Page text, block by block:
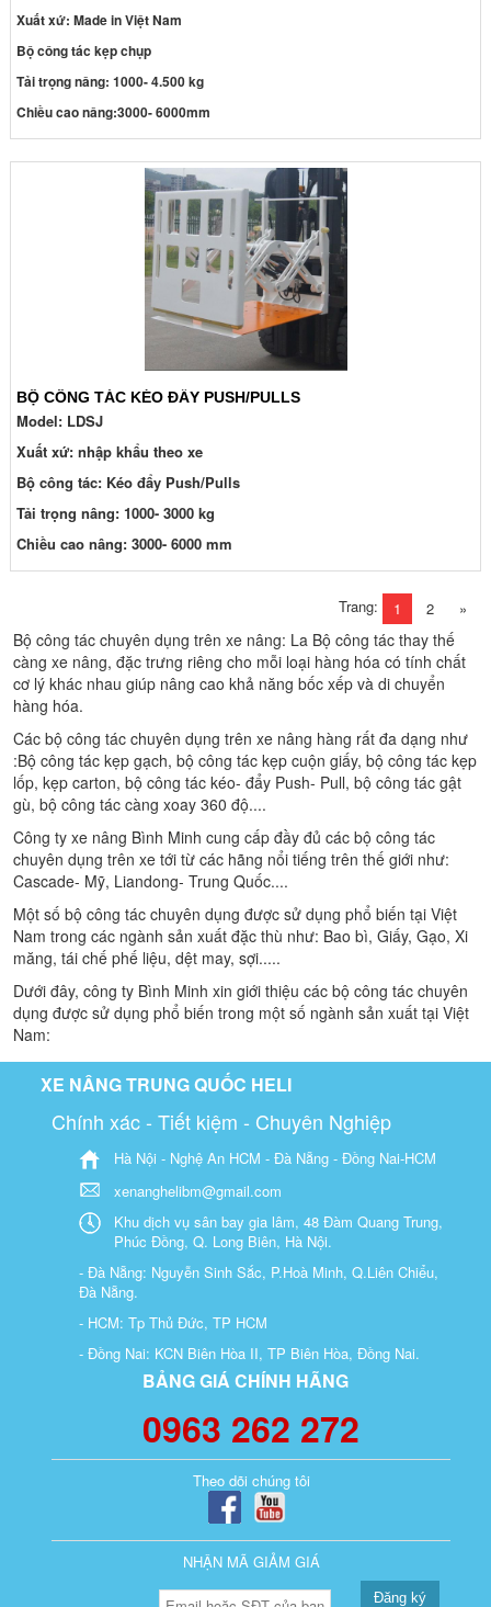
Xuất xứ: Made in Việt Nam
Bộ công tác kẹp chụp
Tải trọng nâng: 1000- 4.500 kg
Chiều cao nâng:3000- 6000mm
BỘ CÔNG TÁC KÉO ĐẨY PUSH/PULLS
Model: LDSJ
Xuất xứ: nhập khẩu theo xe
Bộ công tác: Kéo đẩy Push/Pulls
Tải trọng nâng: 1000- 3000 kg
Chiều cao nâng: 3000- 6000 mm
Trang: 1 2 »
Bộ công tác chuyên dụng trên xe nâng: La Bộ công tác thay thế
càng xe nâng, đặc trưng riêng cho mỗi loại hàng hóa có tính chất
cơ lý khác nhau giúp nâng cao khả năng bốc xếp và di chuyển
hàng hóa.
Các bộ công tác chuyên dụng trên xe nâng hàng rất đa dạng như
:Bộ công tác kẹp gạch, bộ công tác kẹp cuộn giấy, bộ công tác kẹp
lốp, kẹp carton, bộ công tác kéo- đẩy Push- Pull, bộ công tác gật
gù, bộ công tác càng xoay 360 độ....
Công ty xe nâng Bình Minh cung cấp đầy đủ các bộ công tác
chuyên dụng trên xe tới từ các hãng nổi tiếng trên thế giới như:
Cascade- Mỹ, Liandong- Trung Quốc....
Một số bộ công tác chuyên dụng được sử dụng phổ biến tại Việt
Nam trong các ngành sản xuất đặc thù như: Bao bì, Giấy, Gạo, Xi
măng, tái chế phế liệu, dệt may, sợi.....
Dưới đây, công ty Bình Minh xin giới thiệu các bộ công tác chuyên
dụng được sử dụng phổ biến trong một số ngành sản xuất tại Việt
Nam:
XE NÂNG TRUNG QUỐC HELI
Chính xác - Tiết kiệm - Chuyên Nghiệp
Hà Nội - Nghệ An HCM - Đà Nẵng - Đồng Nai-HCM
xenanghelibm@gmail.com
Khu dịch vụ sân bay gia lâm, 48 Đàm Quang Trung,
Phúc Đồng, Q. Long Biên, Hà Nội.
- Đà Nẵng: Nguyễn Sinh Sắc, P.Hoà Minh, Q.Liên Chiểu,
Đà Nẵng.
- HCM: Tp Thủ Đức, TP HCM
- Đồng Nai: KCN Biên Hòa II, TP Biên Hòa, Đồng Nai.
BẢNG GIÁ CHÍNH HÃNG
0963 262 272
Theo dõi chúng tôi
NHẬN MÃ GIẢM GIÁ
Đăng ký